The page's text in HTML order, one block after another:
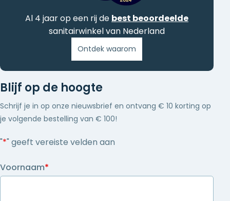
Blijf op de hoogte
Schrijf je in op onze nieuwsbrief en ontvang € 10 korting op
je volgende bestelling van € 100!
"*" geeft vereiste velden aan
Voornaam*
Al 4 jaar op een rij de best beoordeelde
sanitairwinkel van Nederland
Ontdek waarom